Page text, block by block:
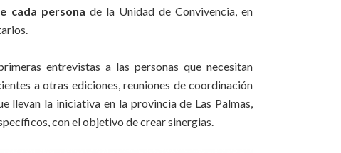
cada persona de la Unidad de Convivencia, en
entrevistas a las personas que necesitan
a otras ediciones, reuniones de coordinación
llevan la iniciativa en la provincia de Las Palmas,
con el objetivo de crear sinergias.